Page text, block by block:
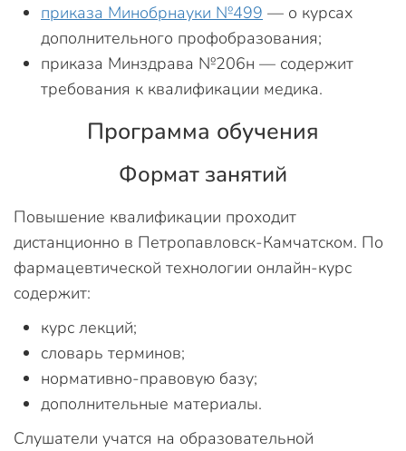
приказа Минобрнауки №499 — о курсах
дополнительного профобразования;
приказа Минздрава №206н — содержит
требования к квалификации медика.
Программа обучения
Формат занятий
Повышение квалификации проходит
дистанционно в Петропавловск-Камчатском. По
фармацевтической технологии онлайн-курс
содержит:
курс лекций;
словарь терминов;
нормативно-правовую базу;
дополнительные материалы.
Слушатели учатся на образовательной